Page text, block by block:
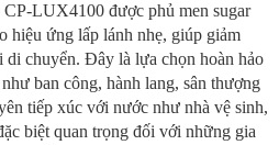
CP-LUX4100 được phủ men sugar
hiệu ứng lấp lánh nhẹ, giúp giảm
chuyển. Đây là lựa chọn hoàn hảo
ban công, hành lang, sân thượng
tiếp xúc với nước như nhà vệ sinh,
biệt quan trọng đối với những gia